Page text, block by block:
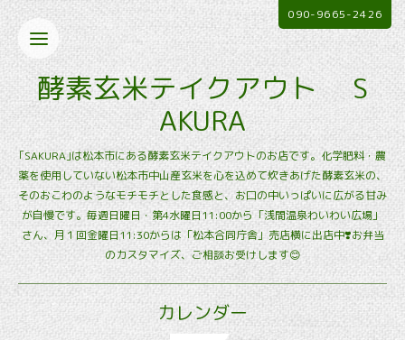
酵素玄米テイクアウト S
AKURA
｢SAKURA｣は松本市にある酵素玄米テイクアウトのお店です。化学肥料・農
薬を使用していない松本市中山産玄米を心を込めて炊きあげた酵素玄米の、
そのおこわのようなモチモチとした食感と、お口の中いっぱいに広がる甘み
が自慢です。毎週日曜日・第4水曜日11:00から「浅間温泉わいわい広場」
さん、月１回金曜日11:30からは「松本合同庁舎」売店横に出店中❣️お弁当
のカスタマイズ、ご相談お受けします😊
090-9665-2426
カレンダー